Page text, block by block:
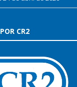
CR2